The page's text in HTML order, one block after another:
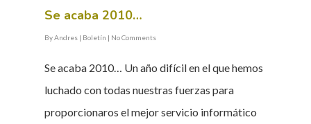
Se acaba 2010…
ByAndres | Boletín | No Comments
Se acaba 2010… Un año difícil en el que hemos
luchado con todas nuestras fuerzas para
proporcionaros el mejor servicio informático